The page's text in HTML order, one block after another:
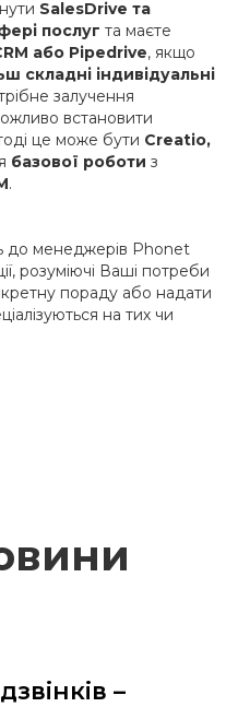
SalesDrive та
послуг та маєте
або Pipedrive, якщо
складні індивідуальні
залучення
встановити
це може бути Creatio,
базової роботи з
.
до менеджерів Phonet
розуміючі Ваші потреби
пораду або надати
на тих чи
–